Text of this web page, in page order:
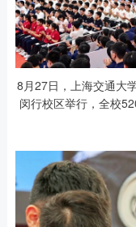
8月27日，上海交通大
闵行校区举行，全校